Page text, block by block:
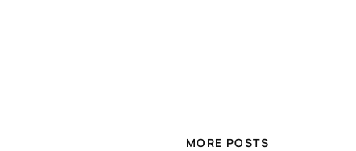
MORE POSTS